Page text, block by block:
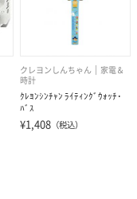
クレヨンしんちゃん
家電＆
時計
ｸﾚﾖﾝｼﾝﾁｬﾝ ﾗｲﾃｨﾝｸﾞｳｫｯﾁ･
ﾊﾞｽ
¥1,408 （税込）